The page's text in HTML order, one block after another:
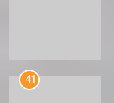
41